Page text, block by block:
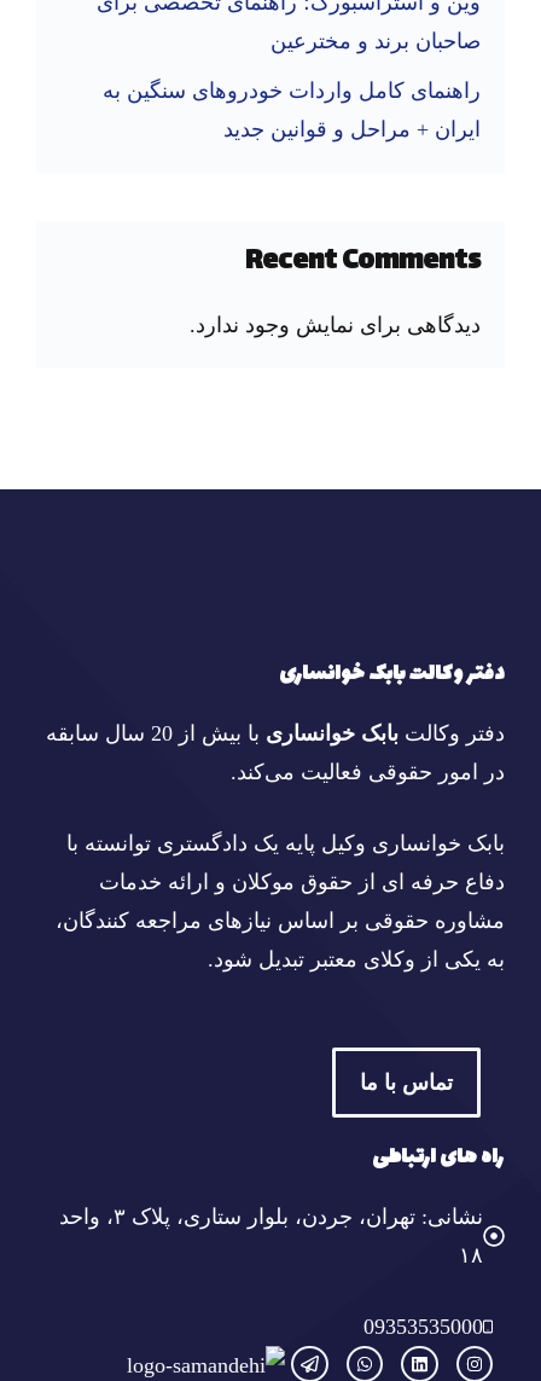
صاحبان برند و مخترعین
راهنمای کامل واردات خودروهای سنگین به
ایران + مراحل و قوانین جدید
Recent Comments
دیدگاهی برای نمایش وجود ندارد.
دفتر وکالت بابک خوانساری
دفتر وکالت بابک خوانساری
با بیش از 20 سال سابقه
در امور حقوقی فعالیت می‌کند.
بابک خوانساری وکیل پایه یک دادگستری توانسته با
دفاع حرفه ای از حقوق موکلان و ارائه خدمات
مشاوره حقوقی بر اساس نیازهای مراجعه کنندگان،
به یکی از وکلای معتبر تبدیل شود.
تماس با ما
راه های ارتباطی
نشانی: تهران، جردن، بلوار ستاری، پلاک ۳، واحد
۱۸
09353535000